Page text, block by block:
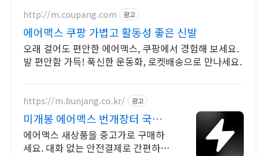
http://m.coupang.com 광고
에어맥스 쿠팡 가볍고 활동성 좋은 신발
오래 걸어도 편안한 에어맥스, 쿠팡에서 경험해 보세요.
발 편안함 가득! 푹신한 운동화, 로켓배송으로 만나세요.
https://m.bunjang.co.kr/ 광고
미개봉 에어맥스 번개장터 국내
최대 브랜드 중고거래
에어맥스 새상품을 중고가로 구매하
세요. 대화 없는 안전결제로 간편하게!